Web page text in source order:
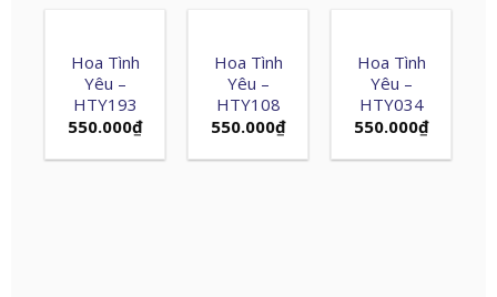
Hoa Tình
Yêu –
HTY193
550.000₫
Hoa Tình
Yêu –
HTY108
550.000₫
Hoa Tình
Yêu –
HTY034
550.000₫